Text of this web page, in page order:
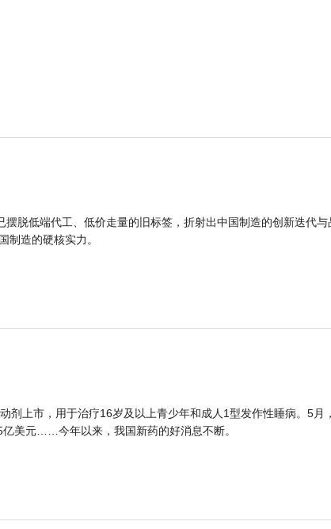
脱低端代工、低价走量的旧标签，折射出中国制造的创新迭代与
制造的硬核实力。
剂上市，用于治疗16岁及以上青少年和成人1型发作性睡病。5月
美元……今年以来，我国新药的好消息不断。